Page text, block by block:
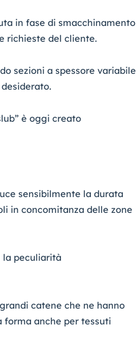
in fase di smacchinamento
richieste del cliente.
sezioni a spessore variabile
è oggi creato
sensibilmente la durata
in concomitanza delle zone
la peculiarità
catene che ne hanno
anche per tessuti